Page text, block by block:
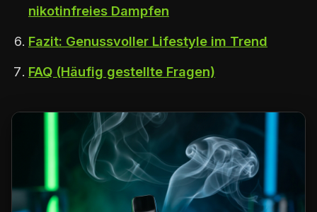
nikotinfreies Dampfen
Fazit: Genussvoller Lifestyle im Trend
FAQ (Häufig gestellte Fragen)